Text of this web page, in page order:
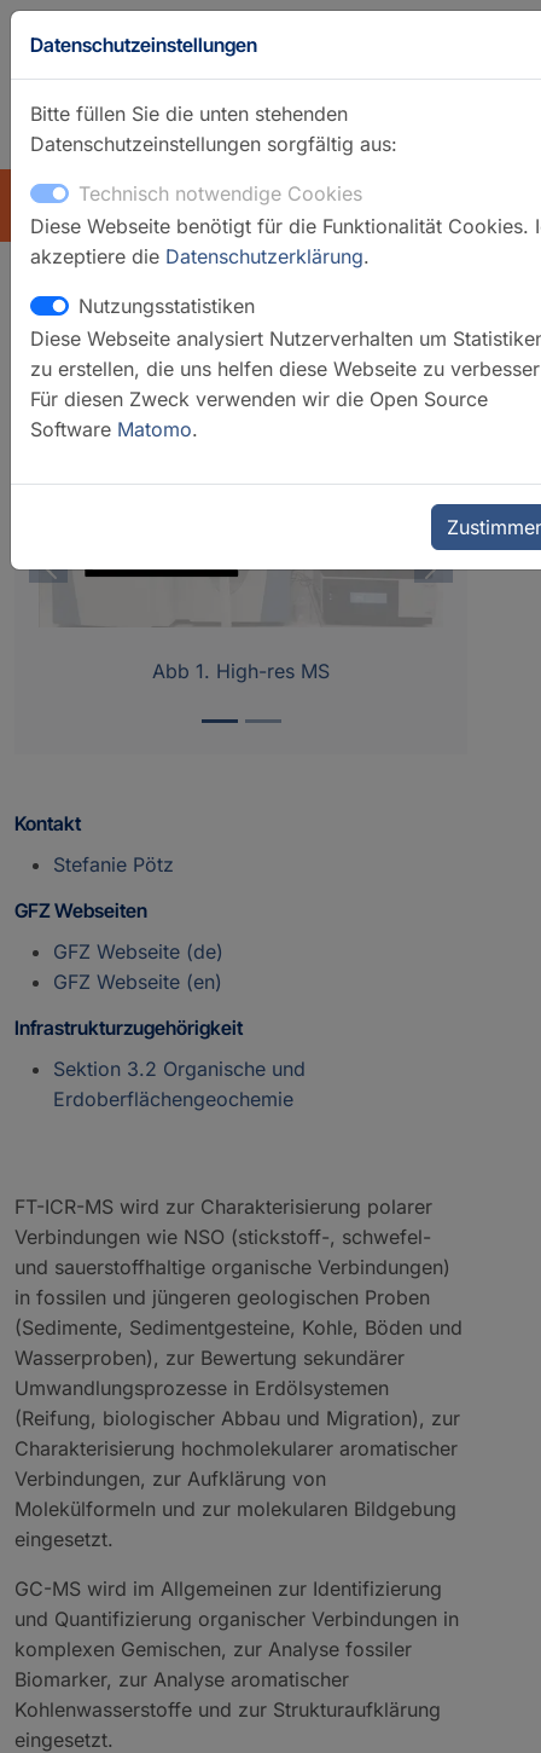
GFZ-Startseite Englisch
ÜBERSICHT
High-res MS
Abb 1. High-res MS
Vorheriges Nächstes
Kontakt
Stefanie Pötz
GFZ Webseiten
GFZ Webseite (de)
GFZ Webseite (en)
Infrastrukturzugehörigkeit
Sektion 3.2 Organische und
Erdoberflächengeochemie
FT-ICR-MS wird zur Charakterisierung polarer
Verbindungen wie NSO (stickstoff-, schwefel-
und sauerstoffhaltige organische Verbindungen)
in fossilen und jüngeren geologischen Proben
(Sedimente, Sedimentgesteine, Kohle, Böden und
Wasserproben), zur Bewertung sekundärer
Umwandlungsprozesse in Erdölsystemen
(Reifung, biologischer Abbau und Migration), zur
Charakterisierung hochmolekularer aromatischer
Verbindungen, zur Aufklärung von
Molekülformeln und zur molekularen Bildgebung
eingesetzt.
GC-MS wird im Allgemeinen zur Identifizierung
und Quantifizierung organischer Verbindungen in
komplexen Gemischen, zur Analyse fossiler
Biomarker, zur Analyse aromatischer
Kohlenwasserstoffe und zur Strukturaufklärung
eingesetzt.
Datenschutzeinstellungen
Bitte füllen Sie die unten stehenden
Datenschutzeinstellungen sorgfältig aus:
Technisch notwendige Cookies
Diese Webseite benötigt für die Funktionalität Cookies.
akzeptiere die Datenschutzerklärung.
Nutzungsstatistiken
Diese Webseite analysiert Nutzerverhalten um
zu erstellen, die uns helfen diese Webseite zu
Für diesen Zweck verwenden wir die Open Source
Software Matomo.